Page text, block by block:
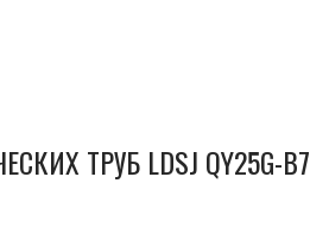
ТРУБ LDSJ QY25G-B7